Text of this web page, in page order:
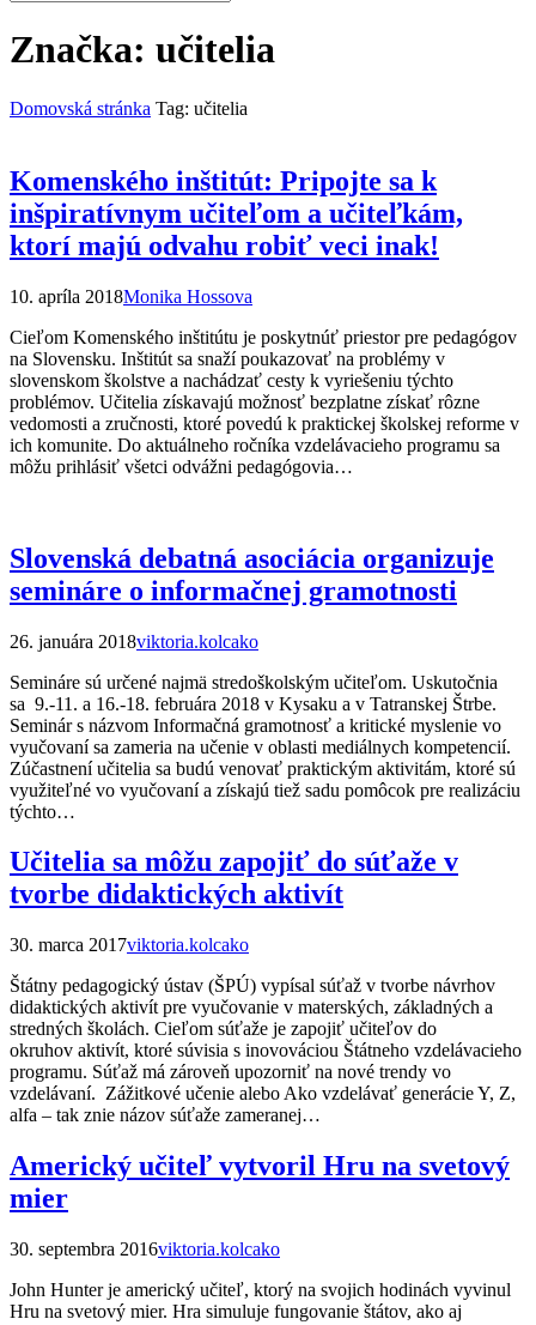
Značka: učitelia
Domovská stránka Tag: učitelia
Komenského inštitút: Pripojte sa k
inšpiratívnym učiteľom a učiteľkám,
ktorí majú odvahu robiť veci inak!
10. apríla 2018Monika Hossova
Cieľom Komenského inštitútu je poskytnúť priestor pre pedagógov
na Slovensku. Inštitút sa snaží poukazovať na problémy v
slovenskom školstve a nachádzať cesty k vyriešeniu týchto
problémov. Učitelia získavajú možnosť bezplatne získať rôzne
vedomosti a zručnosti, ktoré povedú k praktickej školskej reforme v
ich komunite. Do aktuálneho ročníka vzdelávacieho programu sa
môžu prihlásiť všetci odvážni pedagógovia…
Slovenská debatná asociácia organizuje
semináre o informačnej gramotnosti
26. januára 2018viktoria.kolcako
Semináre sú určené najmä stredoškolským učiteľom. Uskutočnia
sa 9.-11. a 16.-18. februára 2018 v Kysaku a v Tatranskej Štrbe.
Seminár s názvom Informačná gramotnosť a kritické myslenie vo
vyučovaní sa zameria na učenie v oblasti mediálnych kompetencií.
Zúčastnení učitelia sa budú venovať praktickým aktivitám, ktoré sú
využiteľné vo vyučovaní a získajú tiež sadu pomôcok pre realizáciu
týchto…
Učitelia sa môžu zapojiť do súťaže v
tvorbe didaktických aktivít
30. marca 2017viktoria.kolcako
Štátny pedagogický ústav (ŠPÚ) vypísal súťaž v tvorbe návrhov
didaktických aktivít pre vyučovanie v materských, základných a
stredných školách. Cieľom súťaže je zapojiť učiteľov do
okruhov aktivít, ktoré súvisia s inovováciou Štátneho vzdelávacieho
programu. Súťaž má zároveň upozorniť na nové trendy vo
vzdelávaní. Zážitkové učenie alebo Ako vzdelávať generácie Y, Z,
alfa – tak znie názov súťaže zameranej…
Americký učiteľ vytvoril Hru na svetový
mier
30. septembra 2016viktoria.kolcako
John Hunter je americký učiteľ, ktorý na svojich hodinách vyvinul
Hru na svetový mier. Hra simuluje fungovanie štátov, ako aj